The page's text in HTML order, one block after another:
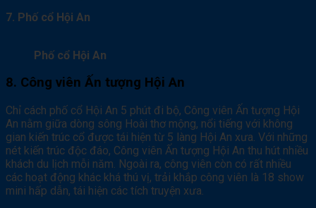
7. Phố cổ Hội An
Phố cổ Hội An
8. Công viên Ấn tượng Hội An
Chỉ cách phố cổ Hội An 5 phút đi bộ, Công viên Ấn tượng Hội
An nằm giữa dòng sông Hoài thơ mộng, nổi tiếng với không
gian kiến trúc cổ được tái hiện từ 5 làng Hội An xưa. Với những
nét kiến trúc độc đáo, Công viên Ấn tượng Hội An thu hút nhiều
khách du lịch mỗi năm. Ngoài ra, công viên còn có rất nhiều
các hoạt động khác khá thú vị, trải khắp công viên là 18 show
mini hấp dẫn, tái hiện các tích truyện xưa.